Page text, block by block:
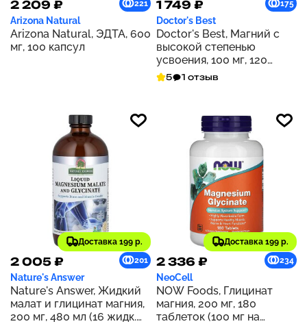
2 209 ₽ 221
Arizona Natural
Arizona Natural, ЭДТА, 600
мг, 100 капсул
1 749 ₽ 175
Doctor's Best
Doctor's Best, Магний с
высокой степенью
усвоения, 100 мг, 120
таблеток
5 1 отзыв
Доставка 199 р.
2 005 ₽ 201
Nature's Answer
Nature's Answer, Жидкий
малат и глицинат магния,
200 мг, 480 мл (16 жидк.
Доставка 199 р.
2 336 ₽ 234
NeoCell
NOW Foods, Глицинат
магния, 200 мг, 180
таблеток (100 мг на